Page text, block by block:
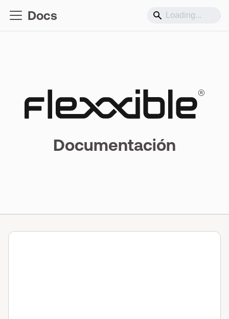
Docs Soporte
Documentación